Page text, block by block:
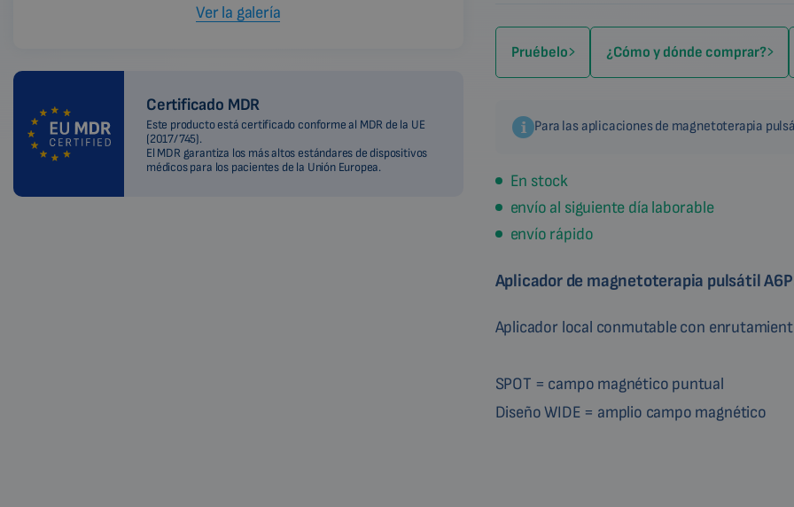
Ver la galería
Certificado MDR
Este producto está certificado conforme al MDR de la UE
(2017/745).
El MDR garantiza los más altos estándares de dispositivos
médicos para los pacientes de la Unión Europea.
Pruébelo ¿Cómo y dónde comprar?
Para las aplicaciones de magnetoterapia
En stock
envío al siguiente día laborable
envío rápido
Aplicador de magnetoterapia pulsátil
Aplicador local conmutable con
SPOT = campo magnético puntual
Diseño WIDE = amplio campo magnético